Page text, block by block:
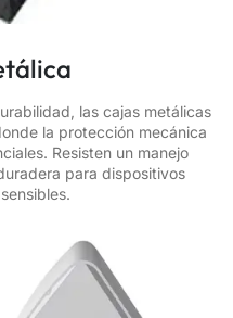
las cajas metálicas
la protección mecánica
Resisten un manejo
para dispositivos